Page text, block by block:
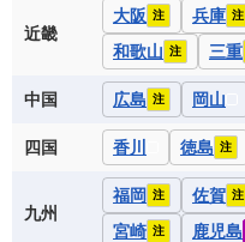
近畿
大阪 注 兵庫 注
和歌山 注 三重
中国 広島 注 岡山
四国 香川 徳島 注
九州
福岡 注 佐賀 注
宮崎 注 鹿児島